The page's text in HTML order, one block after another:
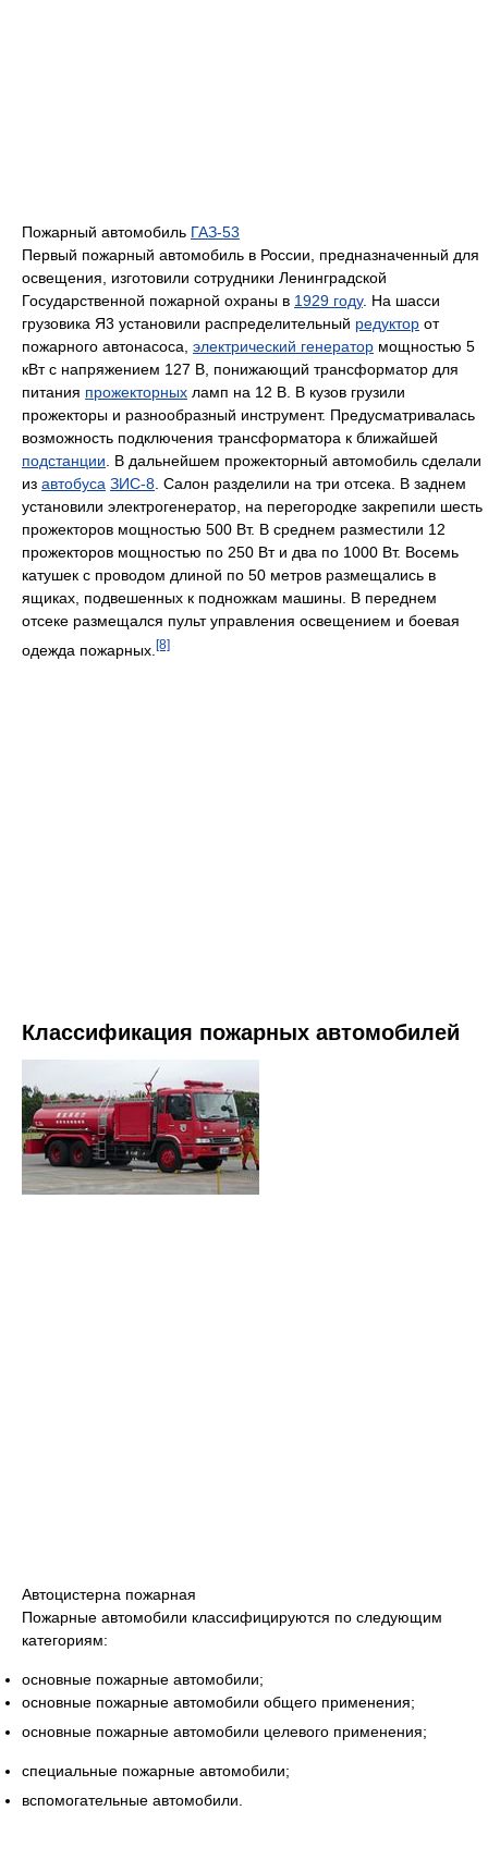
Пожарный автомобиль ГАЗ-53
Первый пожарный автомобиль в России, предназначенный для
освещения, изготовили сотрудники Ленинградской
Государственной пожарной охраны в 1929 году. На шасси
грузовика Я3 установили распределительный редуктор от
пожарного автонасоса, электрический генератор мощностью 5
кВт с напряжением 127 В, понижающий трансформатор для
питания прожекторных ламп на 12 В. В кузов грузили
прожекторы и разнообразный инструмент. Предусматривалась
возможность подключения трансформатора к ближайшей
подстанции. В дальнейшем прожекторный автомобиль сделали
из автобуса ЗИС-8. Салон разделили на три отсека. В заднем
установили электрогенератор, на перегородке закрепили шесть
прожекторов мощностью 500 Вт. В среднем разместили 12
прожекторов мощностью по 250 Вт и два по 1000 Вт. Восемь
катушек с проводом длиной по 50 метров размещались в
ящиках, подвешенных к подножкам машины. В переднем
отсеке размещался пульт управления освещением и боевая
одежда пожарных. [8]
Классификация пожарных автомобилей
Автоцистерна пожарная
Пожарные автомобили классифицируются по следующим
категориям:
основные пожарные автомобили;
основные пожарные автомобили общего применения;
основные пожарные автомобили целевого применения;
специальные пожарные автомобили;
вспомогательные автомобили.